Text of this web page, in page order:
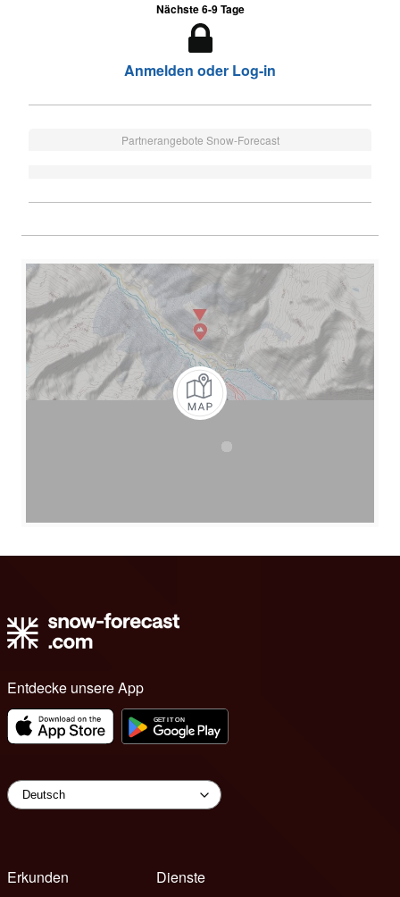
Nächste 6-9 Tage
Anmelden oder Log-in
Partnerangebote Snow-Forecast
Entdecke unsere App
Erkunden
Dienste